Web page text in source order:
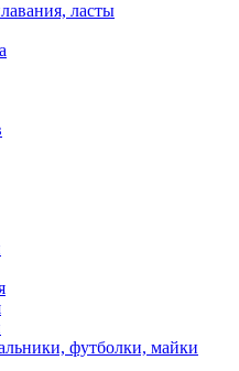
ласты
футболки, майки